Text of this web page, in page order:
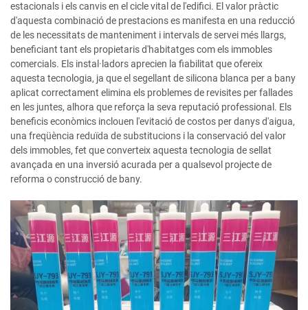
estacionals i els canvis en el cicle vital de l'edifici. El valor pràctic
d'aquesta combinació de prestacions es manifesta en una reducció
de les necessitats de manteniment i intervals de servei més llargs,
beneficiant tant els propietaris d'habitatges com els immobles
comercials. Els instal·ladors aprecien la fiabilitat que ofereix
aquesta tecnologia, ja que el segellant de silicona blanca per a bany
aplicat correctament elimina els problemes de revisites per fallades
en les juntes, alhora que reforça la seva reputació professional. Els
beneficis econòmics inclouen l'evitació de costos per danys d'aigua,
una freqüència reduïda de substitucions i la conservació del valor
dels immobles, fet que converteix aquesta tecnologia de sellat
avançada en una inversió acurada per a qualsevol projecte de
reforma o construcció de bany.